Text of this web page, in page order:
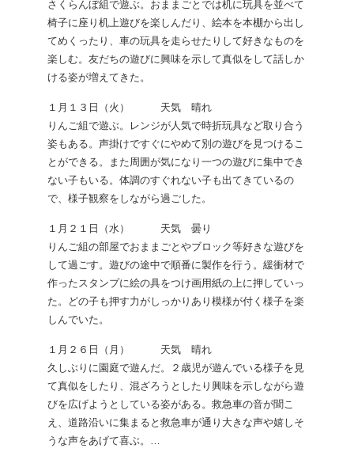
さくらんぼ組で遊ぶ。おままごとでは机に玩具を並べて
椅子に座り机上遊びを楽しんだり、絵本を本棚から出し
てめくったり、車の玩具を走らせたりして好きなものを
楽しむ。友だちの遊びに興味を示して真似をして話しか
ける姿が増えてきた。
１月１３日（火） 天気 晴れ
りんご組で遊ぶ。レンジが人気で時折玩具など取り合う
姿もある。声掛けですぐにやめて別の遊びを見つけるこ
とができる。また周囲が気になり一つの遊びに集中でき
ない子もいる。体調のすぐれない子も出てきているの
で、様子観察をしながら過ごした。
１月２１日（水） 天気 曇り
りんご組の部屋でおままごとやブロック等好きな遊びを
して過ごす。遊びの途中で順番に製作を行う。緩衝材で
作ったスタンプに絵の具をつけ画用紙の上に押していっ
た。どの子も押す力がしっかりあり模様が付く様子を楽
しんでいた。
１月２６日（月） 天気 晴れ
久しぶりに園庭で遊んだ。２歳児が遊んでいる様子を見
て真似をしたり、混ざろうとしたり興味を示しながら遊
びを広げようとしている姿がある。救急車の音が聞こ
え、道路沿いに集まると救急車が通り大きな声や嬉しそ
うな声をあげて喜ぶ。…